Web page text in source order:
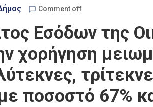
Comment off
Εσόδων της
χορήγηση
ποσοστό 67%